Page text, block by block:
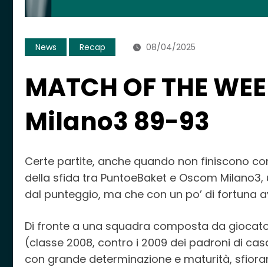
News Recap 08/04/2025
MATCH OF THE
Milano3 89-93
Certe partite, anche quando non finiscono
della sfida tra PuntoeBaket e Oscom
dal punteggio, ma che con un po’ di fortuna
Di fronte a una squadra composta da
(classe 2008, contro i 2009 dei padroni di
con grande determinazione e maturità,